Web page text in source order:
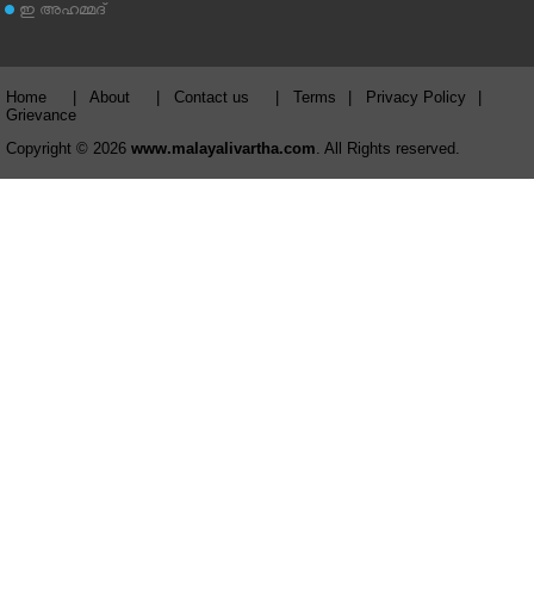
ഇ അഹമ്മദ്‌
Home About Contact us Terms Privacy Policy
Grievance
Copyright © 2026 www.malayalivartha.com . All Rights reserved.